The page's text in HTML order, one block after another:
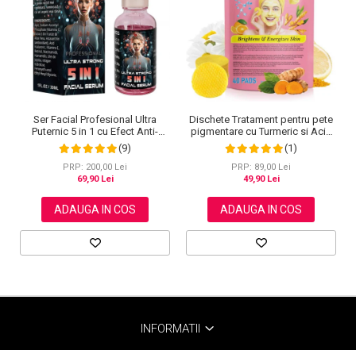
Ser Facial Profesional Ultra
Puternic 5 in 1 cu Efect Anti-
Imbatranire NOVA KISS®, 30 ml
(9)
PRP: 200,00 Lei
69,90 Lei
ADAUGA IN COS
Dischete Tratament pentru pete
pigmentare cu Turmeric si Acid
kojic, Curatare in profunzime,
Aliver, 40 bucati
(1)
PRP: 89,00 Lei
49,90 Lei
ADAUGA IN COS
INFORMATII